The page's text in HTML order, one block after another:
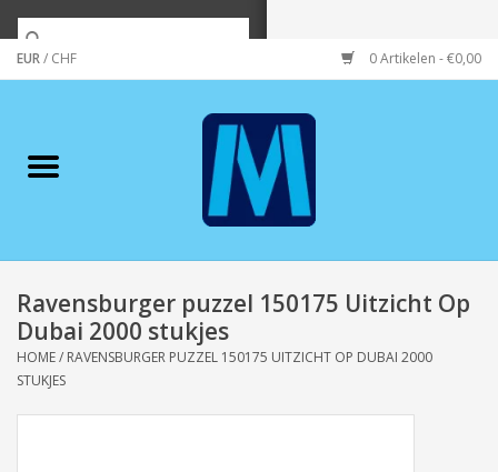
EUR/ CHF 0 Artikelen - €0,00
Merken
Wonen/koken/huishouden
Koffie & thee
Wenskaarten
Ravensburger puzzel 150175 Uitzicht Op
Dubai 2000 stukjes
HOME/ RAVENSBURGER PUZZEL 150175 UITZICHT OP DUBAI 2000
STUKJES